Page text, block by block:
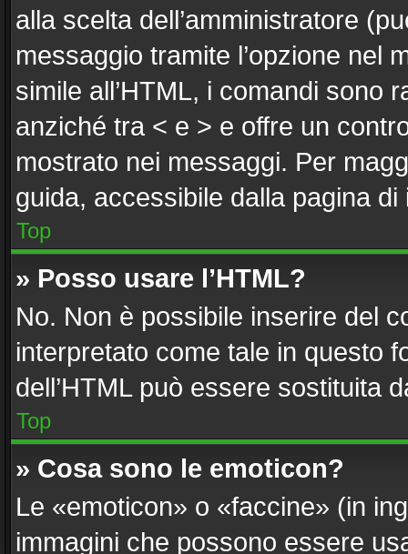
alla scelta dell’amministratore
messaggio tramite l’opzione nel
simile all’HTML, i comandi sono
anziché tra < e > e offre un
mostrato nei messaggi. Per
guida, accessibile dalla pagina
Top
» Posso usare l’HTML?
No. Non è possibile inserire del
interpretato come tale in questo
dell’HTML può essere sostituita
Top
» Cosa sono le emoticon?
Le «emoticon» o «faccine» (in
immagini che possono essere